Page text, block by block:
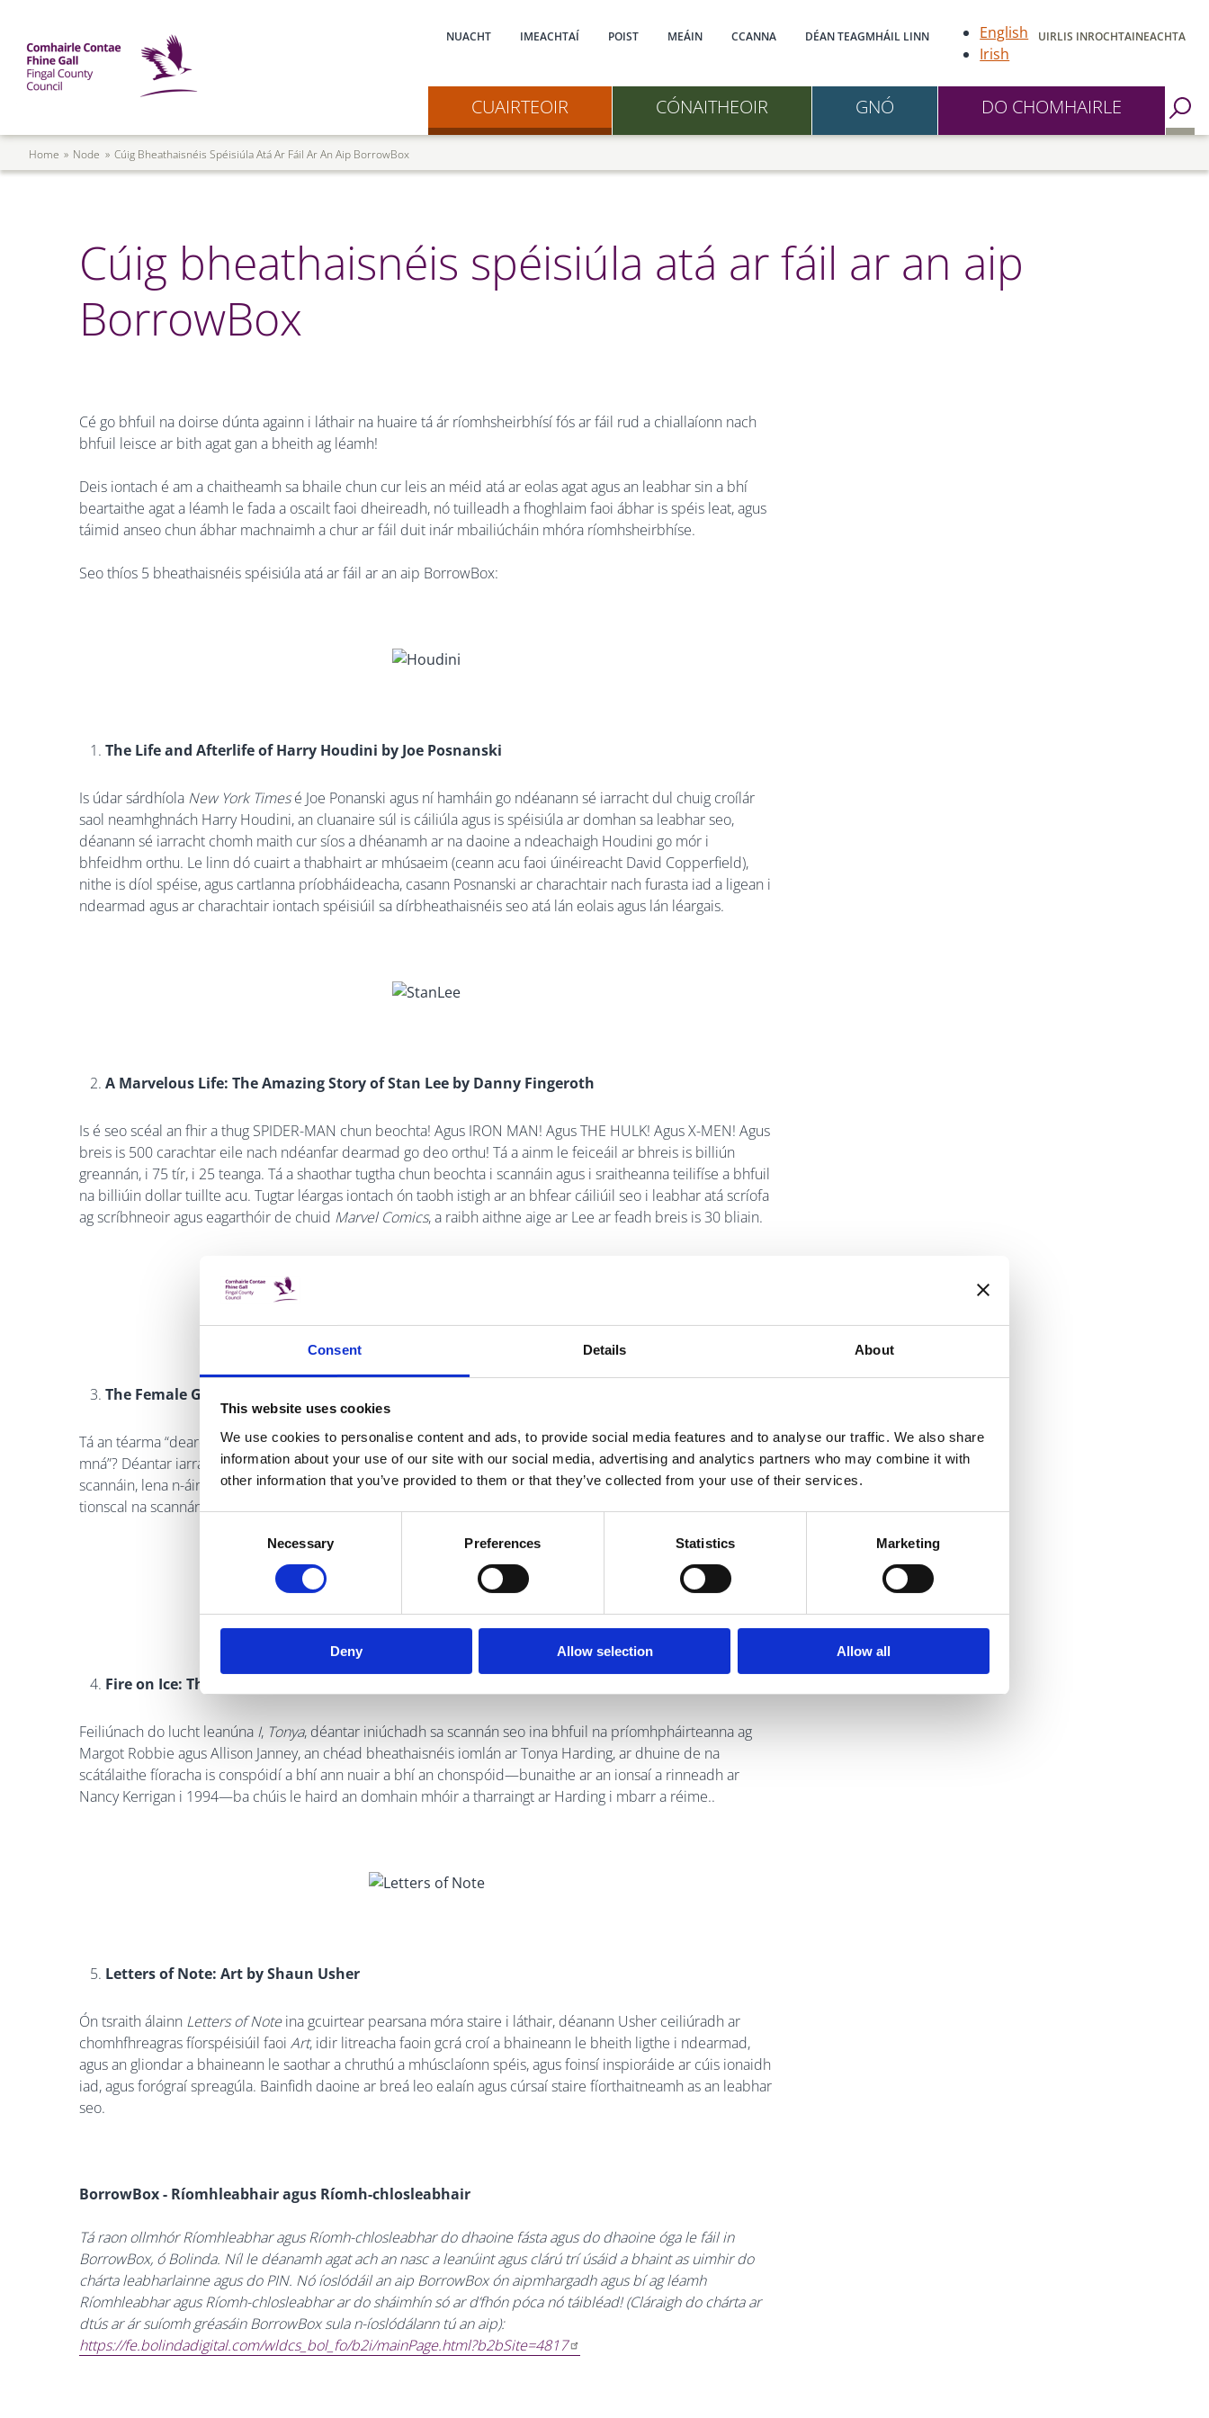
Consent Details About
This website uses cookies
We use cookies to personalise content and ads, to provide social media features and to analyse our traffic. We also share
information about your use of our site with our social media, advertising and analytics partners who may combine it with
other information that you’ve provided to them or that they’ve collected from your use of their services.
Necessary Preferences Statistics Marketing
Deny Allow selection Allow all
Main navigation
NUACHT IMEACHTAÍ POIST MEÁIN CCANNA DÉAN TEAGMHÁIL LINN
English
Irish
UIRLIS INROCHTAINEACHTA
Mega Menu CUAIRTEOIR CÓNAITHEOIR GNÓ DO CHOMHAIRLEGo to Search Page
Breadcrumb
Home Node Cúig Bheathaisnéis Spéisiúla Atá Ar Fáil Ar An Aip BorrowBox
Cúig bheathaisnéis spéisiúla atá ar fáil ar an aip
BorrowBox
Cé go bhfuil na doirse dúnta againn i láthair na huaire tá ár ríomhsheirbhísí fós ar fáil rud a chiallaíonn nach
bhfuil leisce ar bith agat gan a bheith ag léamh!
Deis iontach é am a chaitheamh sa bhaile chun cur leis an méid atá ar eolas agat agus an leabhar sin a bhí
beartaithe agat a léamh le fada a oscailt faoi dheireadh, nó tuilleadh a fhoghlaim faoi ábhar is spéis leat, agus
táimid anseo chun ábhar machnaimh a chur ar fáil duit inár mbailiúcháin mhóra ríomhsheirbhíse.
Seo thíos 5 bheathaisnéis spéisiúla atá ar fáil ar an aip BorrowBox:
The Life and Afterlife of Harry Houdini by Joe Posnanski
Is údar sárdhíola New York Timesé Joe Ponanski agus ní hamháin go ndéanann sé iarracht dul chuig croílár
saol neamhghnách Harry Houdini, an cluanaire súl is cáiliúla agus is spéisiúla ar domhan sa leabhar seo,
déanann sé iarracht chomh maith cur síos a dhéanamh ar na daoine a ndeachaigh Houdini go mór i
bhfeidhm orthu. Le linn dó cuairt a thabhairt ar mhúsaeim (ceann acu faoi úinéireacht David Copperfield),
nithe is díol spéise, agus cartlanna príobháideacha, casann Posnanski ar charachtair nach furasta iad a ligean i
ndearmad agus ar charachtair iontach spéisiúil sa dírbheathaisnéis seo atá lán eolais agus lán léargais.
A Marvelous Life: The Amazing Story of Stan Lee by Danny Fingeroth
Is é seo scéal an fhir a thug SPIDER-MAN chun beochta! Agus IRON MAN! Agus THE HULK! Agus X-MEN! Agus
breis is 500 carachtar eile nach ndéanfar dearmad go deo orthu! Tá a ainm le feiceáil ar bhreis is billiún
greannán, i 75 tír, i 25 teanga. Tá a shaothar tugtha chun beochta i scannáin agus i sraitheanna teilifíse a bhfuil
na billiúin dollar tuillte acu. Tugtar léargas iontach ón taobh istigh ar an bhfear cáiliúil seo i leabhar atá scríofa
ag scríbhneoir agus eagarthóir de chuid Marvel Comics, a raibh aithne aige ar Lee ar feadh breis is 30 bliain.
The Female Gaze: Essential Movies Made by Women by Alicia Malone
Tá an téarma “dearcadh an fhir” in úsáid go coitianta i léirmheastóireacht scannáin ach céard é “dearcadh na
mná”? Déantar iarracht sa leabhar seo an cheist sin a fhreagairt trí bhailiúchán beathaisnéisí ban-déantóirí
scannáin, lena n-áirítear Kathryn Bigelow, Greta GerwigLady Bird, agus tuilleadh ban eile a chabhraigh le
tionscal na scannán a fhorbairt.
Fire on Ice: The Exclusive Inside Story of Tonya Harding by Abby Haight and J. E. Vader
Feiliúnach do lucht leanúna I, Tonya, déantar iniúchadh sa scannán seo ina bhfuil na príomhpháirteanna ag
Margot Robbie agus Allison Janney, an chéad bheathaisnéis iomlán ar Tonya Harding, ar dhuine de na
scátálaithe fíoracha is conspóidí a bhí ann nuair a bhí an chonspóid—bunaithe ar an ionsaí a rinneadh ar
Nancy Kerrigan i 1994—ba chúis le haird an domhain mhóir a tharraingt ar Harding i mbarr a réime..
Letters of Note: Art by Shaun Usher
Ón tsraith álainn Letters of Noteina gcuirtear pearsana móra staire i láthair, déanann Usher ceiliúradh ar
chomhfhreagras fíorspéisiúil faoi Art, idir litreacha faoin gcrá croí a bhaineann le bheith ligthe i ndearmad,
agus an gliondar a bhaineann le saothar a chruthú a mhúsclaíonn spéis, agus foinsí inspioráide ar cúis ionaidh
iad, agus forógraí spreagúla. Bainfidh daoine ar breá leo ealaín agus cúrsaí staire fíorthaitneamh as an leabhar
seo.
BorrowBox - Ríomhleabhair agus Ríomh-chlosleabhair
Tá raon ollmhór Ríomhleabhar agus Ríomh-chlosleabhar do dhaoine fásta agus do dhaoine óga le fáil in
BorrowBox, ó Bolinda. Níl le déanamh agat ach an nasc a leanúint agus clárú trí úsáid a bhaint as uimhir do
chárta leabharlainne agus do PIN. Nó íoslódáil an aip BorrowBox ón aipmhargadh agus bí ag léamh
Ríomhleabhar agus Ríomh-chlosleabhar ar do sháimhín só ar d’fhón póca nó táibléad! (Cláraigh do chárta ar
dtús ar ár suíomh gréasáin BorrowBox sula n-íoslódálann tú an aip):
https://fe.bolindadigital.com/wldcs_bol_fo/b2i/mainPage.html?b2bSite=4817